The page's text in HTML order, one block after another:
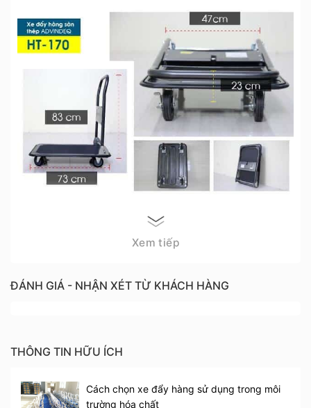
sử dụng loại bánh xe là chất
liệu nhựa cao su tổng hợp TPR/PP chất lượng vượt
trội hơn các dòng xe cũ. Ưu điểm của loại bánh xe
khi vận hành, không bị hóa chất ăn mòn, độ bền
Xem tiếp
ĐÁNH GIÁ - NHẬN XÉT TỪ KHÁCH HÀNG
THÔNG TIN HỮU ÍCH
Cách chọn xe đẩy hàng sử dụng trong môi
trường hóa chất